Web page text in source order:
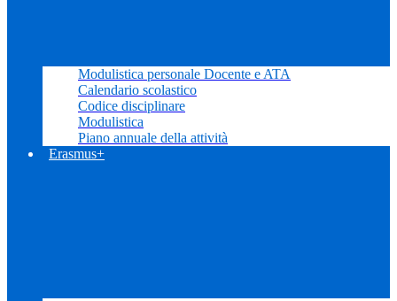
Modulistica personale Docente e ATA
Calendario scolastico
Codice disciplinare
Modulistica
Piano annuale della attività
Erasmus+